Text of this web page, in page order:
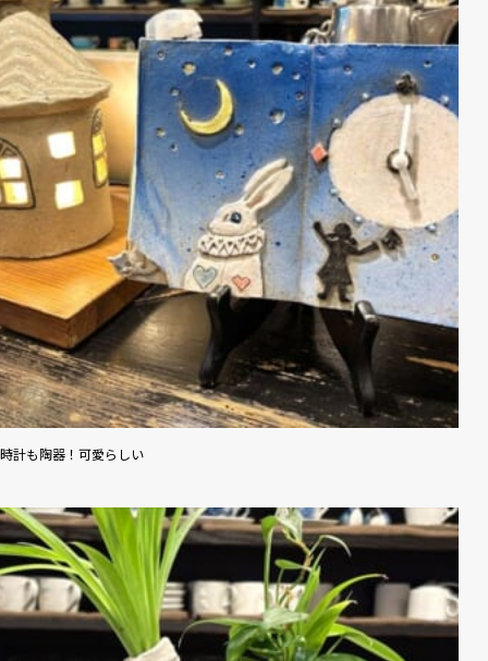
時計も陶器！可愛らしい